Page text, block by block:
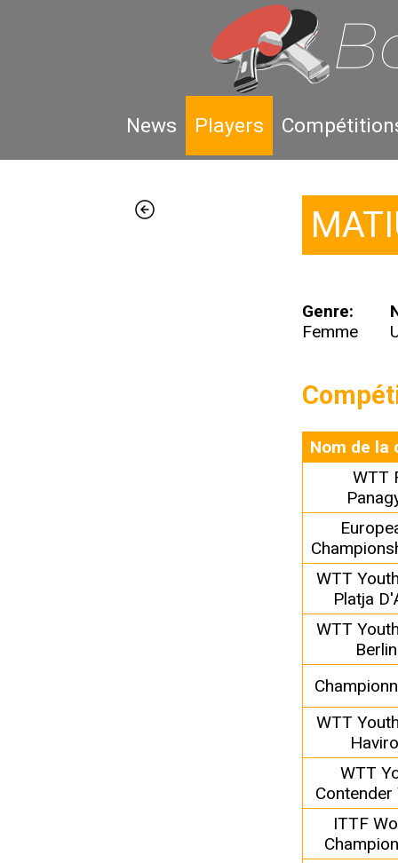
News Players
Genre:
Femme
Nom de la
WTT
WTT
Platja
WTT
WTT
WTT
ITTF